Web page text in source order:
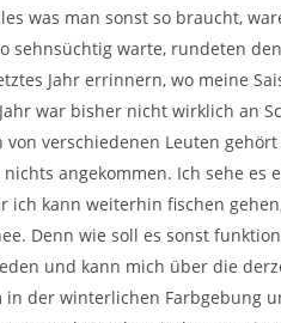
was man sonst so braucht,
sehnsüchtig warte, rundeten
Jahr errinnern, wo meine
war bisher nicht wirklich an
verschiedenen Leuten
angekommen. Ich sehe es
ich kann weiterhin fischen
Denn wie soll es sonst
und kann mich über die
in der winterlichen Farbgebung